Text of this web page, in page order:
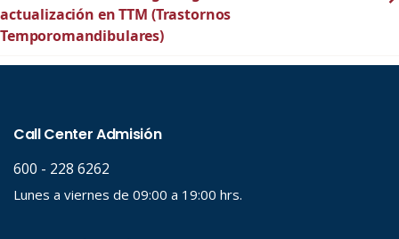
actualización en TTM (Trastornos
Temporomandibulares)